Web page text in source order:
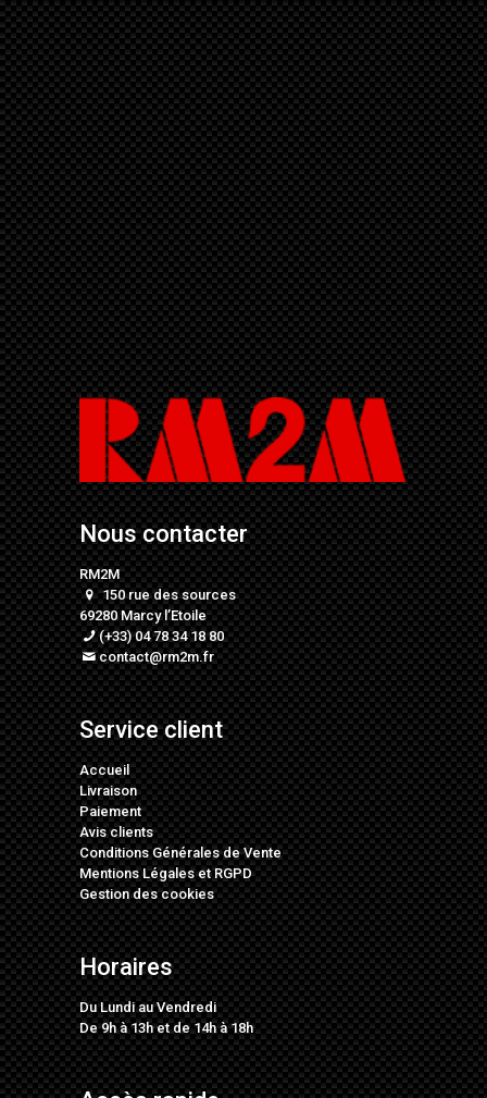
Nous contacter
RM2M
150 rue des sources
69280 Marcy l’Etoile
(+33) 04 78 34 18 80
contact@rm2m.fr
Service client
Accueil
Livraison
Paiement
Avis clients
Conditions Générales de Vente
Mentions LégalesetRGPD
Gestion des cookies
Horaires
Du Lundi au Vendredi
De 9h à 13h et de 14h à 18h